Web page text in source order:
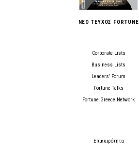
ΝΕΟ ΤΕΥΧΟΣ FORTUNE
Corporate Lists
Business Lists
Leaders’ Forum
Fortune Talks
Fortune Greece Network
Επικαιρότητα